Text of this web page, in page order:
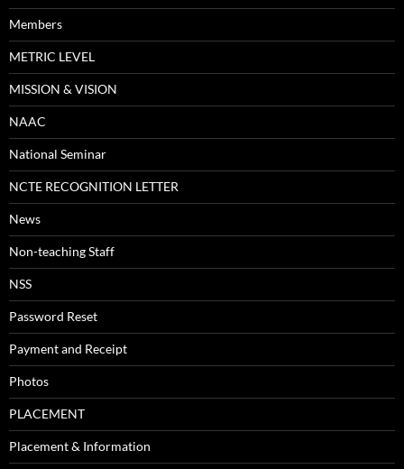
Members
METRIC LEVEL
MISSION & VISION
NAAC
National Seminar
NCTE RECOGNITION LETTER
News
Non-teaching Staff
NSS
Password Reset
Payment and Receipt
Photos
PLACEMENT
Placement & Information